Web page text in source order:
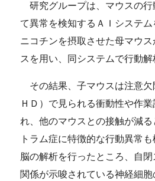
研究グループは、マウスの行
て異常を検知するＡＩシステ
ニコチンを摂取させた母マウ
スを用い、同システムで行動解
その結果、子マウスは注意欠
ＨＤ）で見られる衝動性や作
れ、他のマウスとの接触が減
トラム症に特徴的な行動異常も
脳の解析を行ったところ、自
関係が示唆されている神経細